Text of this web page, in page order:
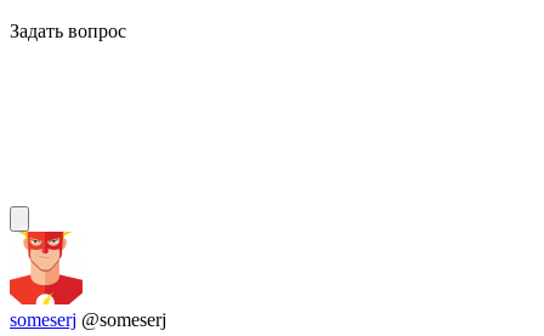
Задать вопрос
someserj @someserj